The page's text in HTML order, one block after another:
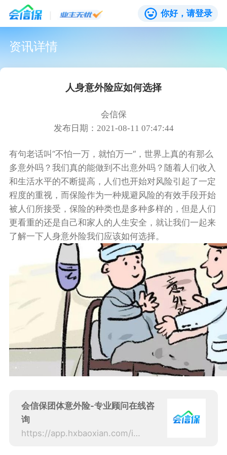
你好，请登录
资讯详情
人身意外险应如何选择
会信保
发布日期：2021-08-11 07:47:44
有句老话叫“不怕一万，就怕万一“，世界上真的有那么
多意外吗？我们真的能做到不出意外吗？随着人们收入
和生活水平的不断提高，人们也开始对风险引起了一定
程度的重视，而保险作为一种规避风险的有效手段开始
被人们所接受，保险的种类也是多种多样的，但是人们
更看重的还是自己和家人的人生安全，就让我们一起来
了解一下人身意外险我们应该如何选择。
会信保团体意外险-专业顾问在线咨
询
https://app.hxbaoxian.com/insurance?p=1&l=20&t=6&c=0&sourceType=web